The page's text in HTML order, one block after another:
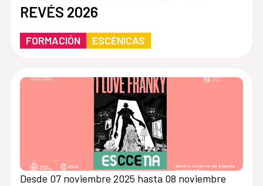
REVÉS 2026
FORMACIÓN ESCÉNICAS
Desde 07 noviembre 2025 hasta 08 noviembre